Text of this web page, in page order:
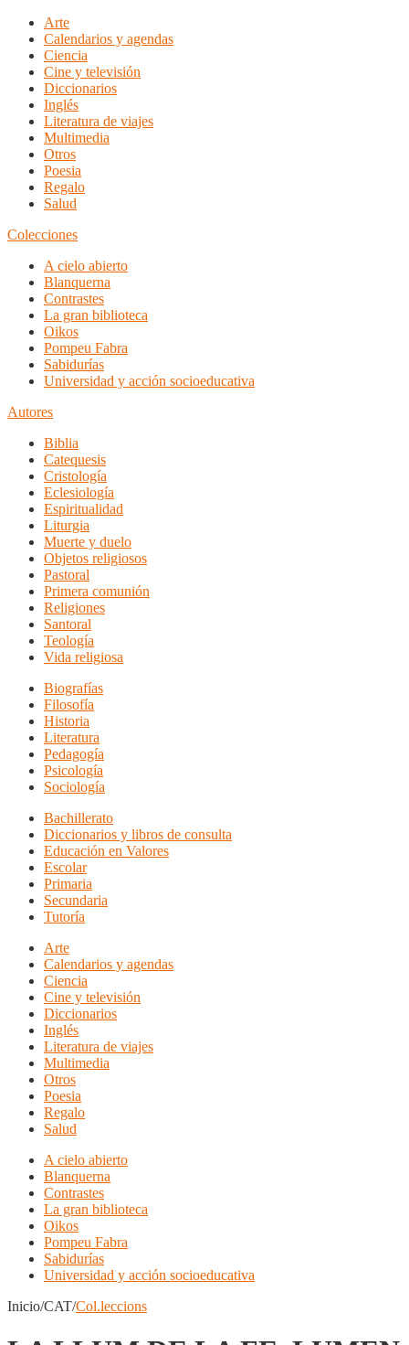
Arte
Calendarios y agendas
Ciencia
Cine y televisión
Diccionarios
Inglés
Literatura de viajes
Multimedia
Otros
Poesia
Regalo
Salud
Colecciones
A cielo abierto
Blanquerna
Contrastes
La gran biblioteca
Oikos
Pompeu Fabra
Sabidurías
Universidad y acción socioeducativa
Autores
Biblia
Catequesis
Cristología
Eclesiología
Espiritualidad
Liturgia
Muerte y duelo
Objetos religiosos
Pastoral
Primera comunión
Religiones
Santoral
Teología
Vida religiosa
Biografías
Filosofía
Historia
Literatura
Pedagogía
Psicología
Sociología
Bachillerato
Diccionarios y libros de consulta
Educación en Valores
Escolar
Primaria
Secundaria
Tutoría
Arte
Calendarios y agendas
Ciencia
Cine y televisión
Diccionarios
Inglés
Literatura de viajes
Multimedia
Otros
Poesia
Regalo
Salud
A cielo abierto
Blanquerna
Contrastes
La gran biblioteca
Oikos
Pompeu Fabra
Sabidurías
Universidad y acción socioeducativa
Inicio/CAT/Col.leccions